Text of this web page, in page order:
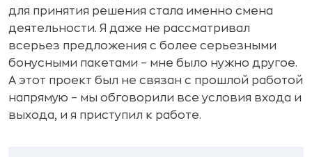
для принятия решения стала именно смена
деятельности. Я даже не рассматривал
всерьез предложения с более серьезными
бонусными пакетами – мне было нужно другое.
А этот проект был не связан с прошлой работой
напрямую – мы обговорили все условия входа и
выхода, и я приступил к работе.